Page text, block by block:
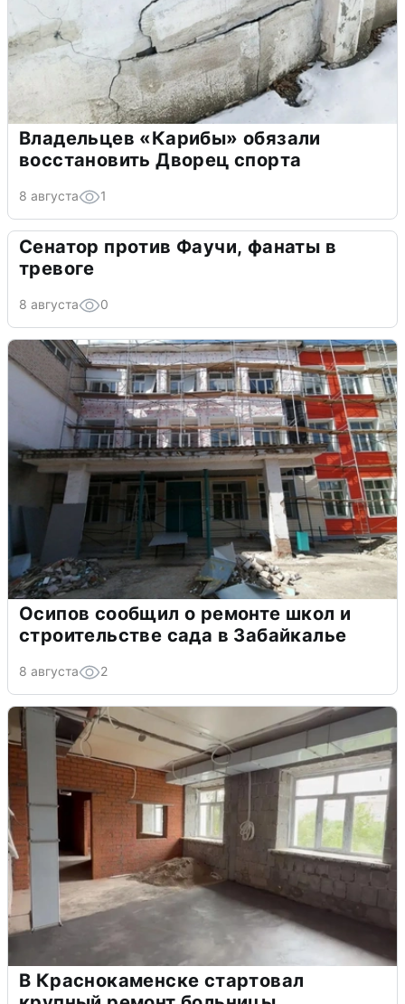
Владельцев «Карибы» обязали
восстановить Дворец спорта
8 августа 1
Сенатор против Фаучи, фанаты в
тревоге
8 августа 0
Осипов сообщил о ремонте школ и
строительстве сада в Забайкалье
8 августа 2
В Краснокаменске стартовал